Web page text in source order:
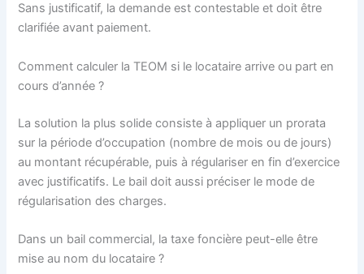
Sans justificatif, la demande est contestable et doit être
clarifiée avant paiement.
Comment calculer la TEOM si le locataire arrive ou part en
cours d’année ?
La solution la plus solide consiste à appliquer un prorata
sur la période d’occupation (nombre de mois ou de jours)
au montant récupérable, puis à régulariser en fin d’exercice
avec justificatifs. Le bail doit aussi préciser le mode de
régularisation des charges.
Dans un bail commercial, la taxe foncière peut-elle être
mise au nom du locataire ?